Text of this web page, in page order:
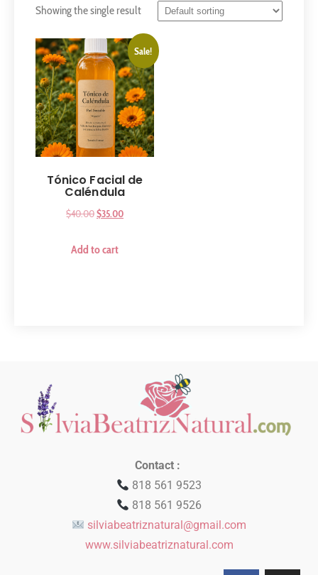
Showing the single result
Sale!
Tónico Facial de
Caléndula
$40.00$35.00
Add to cart
Contact :
818 561 9523
818 561 9526
silviabeatriznatural@gmail.com
www.silviabeatriznatural.com